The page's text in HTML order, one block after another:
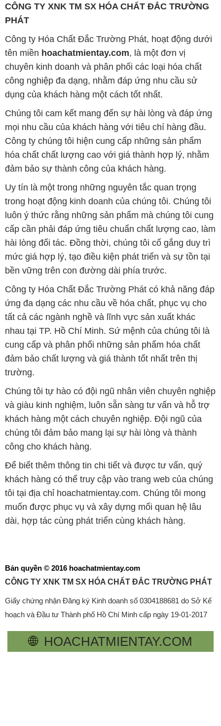
CÔNG TY XNK TM SX HÓA CHẤT ĐẮC TRƯỜNG
PHÁT
Công ty Hóa Chất Đắc Trường Phát, hoạt động dưới
tên miền hoachatmientay.com, là một đơn vị
chuyên kinh doanh và phân phối các loại hóa chất
công nghiệp đa dạng, nhằm đáp ứng nhu cầu sử
dụng của khách hàng một cách tốt nhất.
Chúng tôi cam kết mang đến sự hài lòng và đáp ứng
mọi nhu cầu của khách hàng với tiêu chí hàng đầu.
Công ty chúng tôi hiện cung cấp những sản phẩm
hóa chất chất lượng cao với giá thành hợp lý, nhằm
đảm bảo sự thành công của khách hàng.
Uy tín là một trong những nguyên tắc quan trọng
trong hoạt động kinh doanh của chúng tôi. Chúng tôi
luôn ý thức rằng những sản phẩm mà chúng tôi cung
cấp cần phải đáp ứng tiêu chuẩn chất lượng cao, làm
hài lòng đối tác. Đồng thời, chúng tôi cố gắng duy trì
mức giá hợp lý, tạo điều kiện phát triển và sự tồn tại
bền vững trên con đường dài phía trước.
Công ty Hóa Chất Đắc Trường Phát có khả năng đáp
ứng đa dạng các nhu cầu về hóa chất, phục vụ cho
tất cả các ngành nghề và lĩnh vực sản xuất khác
nhau tại TP. Hồ Chí Minh. Sứ mệnh của chúng tôi là
cung cấp và phân phối những sản phẩm hóa chất
đảm bảo chất lượng và giá thành tốt nhất trên thị
trường.
Chúng tôi tự hào có đội ngũ nhân viên chuyên nghiệp
và giàu kinh nghiệm, luôn sẵn sàng tư vấn và hỗ trợ
khách hàng một cách chuyên nghiệp. Đội ngũ của
chúng tôi đảm bảo mang lại sự hài lòng và thành
công cho khách hàng.
Để biết thêm thông tin chi tiết và được tư vấn, quý
khách hàng có thể truy cập vào trang web của chúng
tôi tại địa chỉ hoachatmientay.com. Chúng tôi mong
muốn được phục vụ và xây dựng mối quan hệ lâu
dài, hợp tác cùng phát triển cùng khách hàng.
Bản quyền © 2016 hoachatmientay.com
CÔNG TY XNK TM SX HÓA CHẤT ĐẮC TRƯỜNG PHÁT
Giấy chứng nhận Đăng ký Kinh doanh số 0304188681 do Sở Kế
hoạch và Đầu tư Thành phố Hồ Chí Minh cấp ngày 19-01-2017
🌐 HOACHATMIENTAY.COM